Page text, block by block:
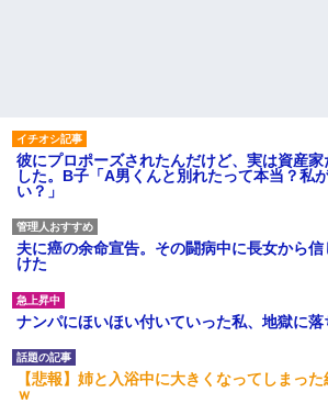
彼にプロポーズされたんだけど、実は資産
した。B子「A男くんと別れたって本当？私
い？」
夫に癌の余命宣告。その闘病中に長女から
けた
ナンパにほいほい付いていった私、地獄に落
【悲報】姉と入浴中に大きくなってしまっ
ｗ